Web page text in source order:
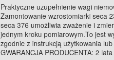
Praktyczne uzupełnienie wagi
Zamontowanie wzrostomiarki seca
seca 376 umożliwia zważenie i
jednym kroku pomiarowym.To jest
zgodnie z instrukcją użytkowania
GWARANCJA PRODUCENTA: 2 lata